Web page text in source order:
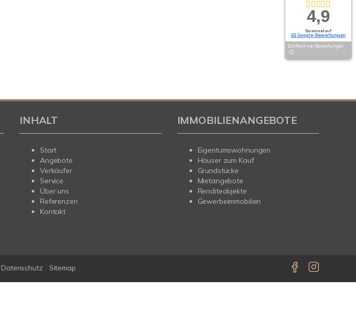
4,9
Basierend auf
61 Google-Bewertungen
Echtheit von Bewertungen
INHALT
Start
Angebote
Verkäufer
Service
Über uns
Referenzen
Kontakt
IMMOBILIENANGEBOTE
Eigentumswohnungen
Häuser zum Kauf
Grundstücke
Mietangebote
Renditeobjekte
Gewerbeimmobilien
Datenschutz Sitemap